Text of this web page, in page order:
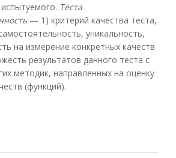
Теста
— 1) критерий качества теста,
уникальность,
на измерение конкретных качеств
результатов данного теста с
методик, направленных на оценку
(функций).